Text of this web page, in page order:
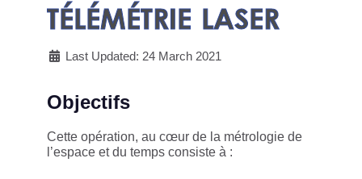
TÉLÉMÉTRIE LASER
Last Updated: 24 March 2021
Objectifs
Cette opération, au cœur de la métrologie de
l’espace et du temps consiste à :